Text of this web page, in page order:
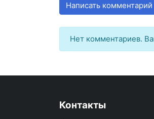
Написать комментарий
Нет комментариев.
Контакты